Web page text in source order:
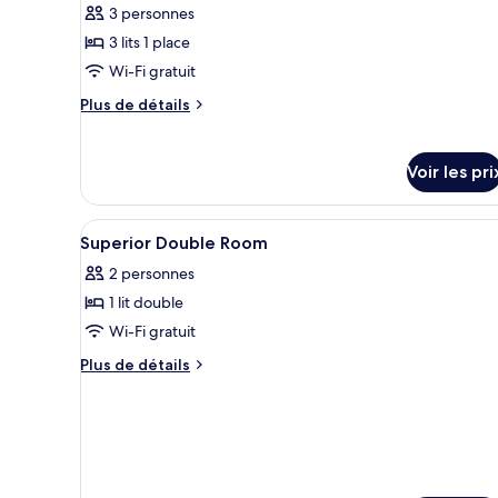
Jumeaux
ce
type
de
chambre :
(Twin)
3 personnes
3 lits 1 place
Wi-Fi gratuit
Plus de détails
Plus
type
de
chambre
Chambre
Triple
Exécutive
(Twin)
Voir les
Afficher
toutes
les
photos
pour
ce
Une chambre d’hôtel avec
6
Superior Double Room
2 personnes
1 lit double
Wi-Fi gratuit
Plus de détails
Plus